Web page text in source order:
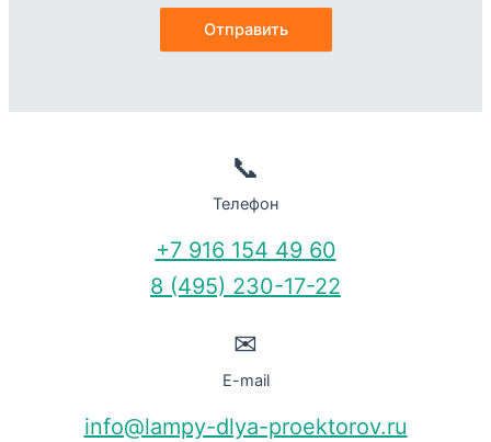
📞
Телефон
+7 916 154 49 60
8 (495) 230-17-22
✉
E-mail
info@lampy-dlya-proektorov.ru